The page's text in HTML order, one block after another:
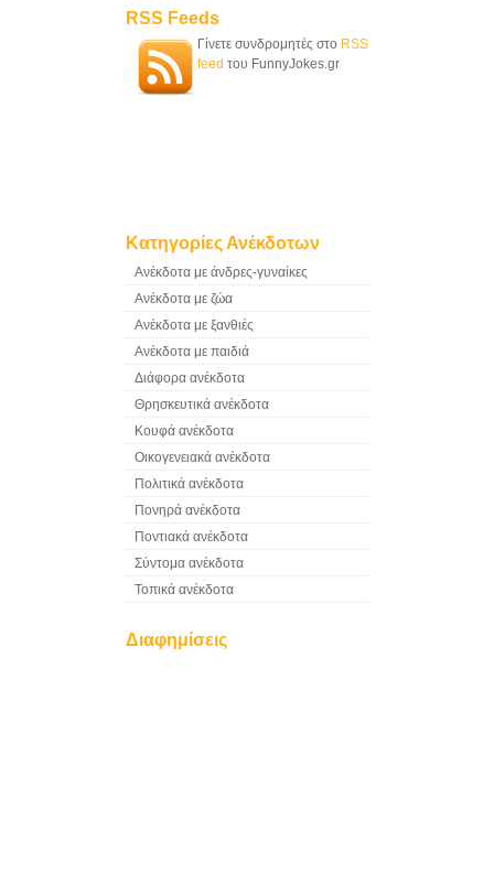
RSS Feeds
Γίνετε συνδρομητές στο RSS
feed του FunnyJokes.gr
Κατηγορίες Ανέκδοτων
Ανέκδοτα με άνδρες-γυναίκες
Ανέκδοτα με ζώα
Ανέκδοτα με ξανθιές
Ανέκδοτα με παιδιά
Διάφορα ανέκδοτα
Θρησκευτικά ανέκδοτα
Κουφά ανέκδοτα
Οικογενειακά ανέκδοτα
Πολιτικά ανέκδοτα
Πονηρά ανέκδοτα
Ποντιακά ανέκδοτα
Σύντομα ανέκδοτα
Τοπικά ανέκδοτα
Διαφημίσεις